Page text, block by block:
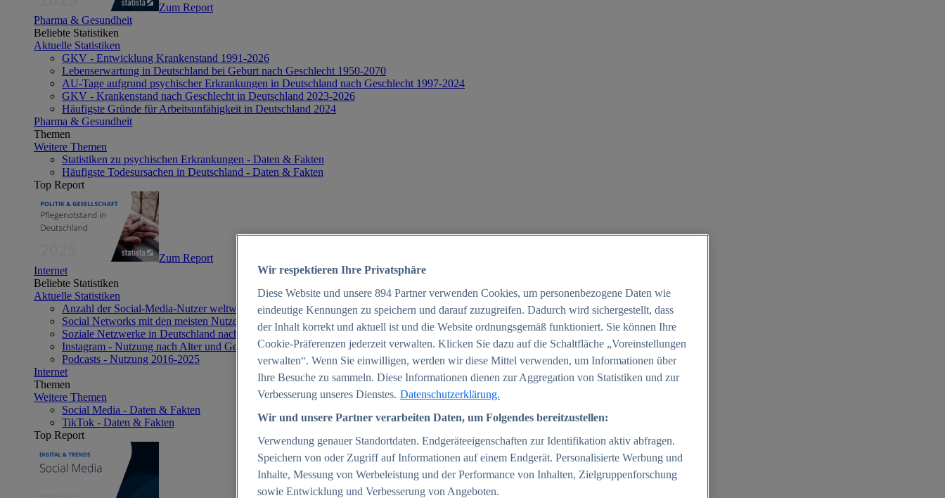
Zum Report
Pharma & Gesundheit
Beliebte Statistiken
Aktuelle Statistiken
GKV - Entwicklung Krankenstand 1991-2026
Lebenserwartung in Deutschland bei Geburt nach Geschlecht 1950-2070
AU-Tage aufgrund psychischer Erkrankungen in Deutschland nach Geschlecht 1997-2024
GKV - Krankenstand nach Geschlecht in Deutschland 2023-2026
Häufigste Gründe für Arbeitsunfähigkeit in Deutschland 2024
Pharma & Gesundheit
Themen
Weitere Themen
Statistiken zu psychischen Erkrankungen - Daten & Fakten
Häufigste Todesursachen in Deutschland - Daten & Fakten
Top Report
Zum Report
Internet
Beliebte Statistiken
Aktuelle Statistiken
Anzahl der Social-Media-Nutzer weltweit 2012-2025
Social Networks mit den meisten Nutzern weltweit 2025
Soziale Netzwerke in Deutschland nach Generationen 2025
Instagram - Nutzung nach Alter und Geschlecht in Deutschland 2025
Podcasts - Nutzung 2016-2025
Internet
Themen
Weitere Themen
Social Media - Daten & Fakten
TikTok - Daten & Fakten
Top Report
Wir respektieren Ihre Privatsphäre
Diese Website und unsere 894 Partner verwenden Cookies, um personenbezogene Daten wie
eindeutige Kennungen zu speichern und darauf zuzugreifen. Dadurch wird sichergestellt, dass
der Inhalt korrekt und aktuell ist und die Website ordnungsgemäß funktioniert. Sie können Ihre
Cookie-Präferenzen jederzeit verwalten. Klicken Sie dazu auf die Schaltfläche „Voreinstellungen
verwalten“. Wenn Sie einwilligen, werden wir diese Mittel verwenden, um Informationen über
Ihre Besuche zu sammeln. Diese Informationen dienen zur Aggregation von Statistiken und zur
Verbesserung unseres Dienstes. Datenschutzerklärung.
Wir und unsere Partner verarbeiten Daten, um Folgendes bereitzustellen:
Verwendung genauer Standortdaten. Endgeräteeigenschaften zur Identifikation aktiv abfragen.
Speichern von oder Zugriff auf Informationen auf einem Endgerät. Personalisierte Werbung und
Inhalte, Messung von Werbeleistung und der Performance von Inhalten, Zielgruppenforschung
sowie Entwicklung und Verbesserung von Angeboten.